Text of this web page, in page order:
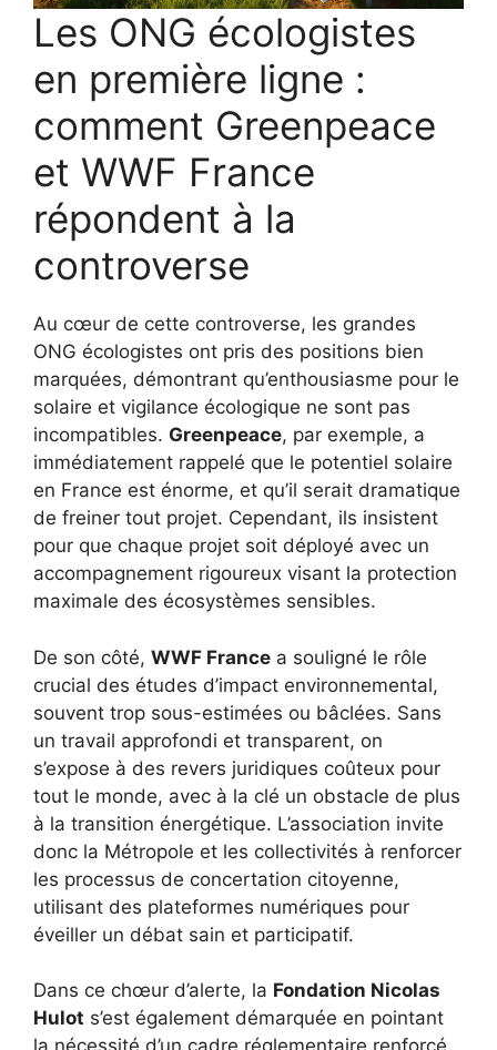
Les ONG écologistes
en première ligne :
comment Greenpeace
et WWF France
répondent à la
controverse
Au cœur de cette controverse, les grandes
ONG écologistes ont pris des positions bien
marquées, démontrant qu’enthousiasme pour le
solaire et vigilance écologique ne sont pas
incompatibles. Greenpeace, par exemple, a
immédiatement rappelé que le potentiel solaire
en France est énorme, et qu’il serait dramatique
de freiner tout projet. Cependant, ils insistent
pour que chaque projet soit déployé avec un
accompagnement rigoureux visant la protection
maximale des écosystèmes sensibles.
De son côté, WWF France a souligné le rôle
crucial des études d’impact environnemental,
souvent trop sous-estimées ou bâclées. Sans
un travail approfondi et transparent, on
s’expose à des revers juridiques coûteux pour
tout le monde, avec à la clé un obstacle de plus
à la transition énergétique. L’association invite
donc la Métropole et les collectivités à renforcer
les processus de concertation citoyenne,
utilisant des plateformes numériques pour
éveiller un débat sain et participatif.
Dans ce chœur d’alerte, la Fondation Nicolas
Hulot s’est également démarquée en pointant